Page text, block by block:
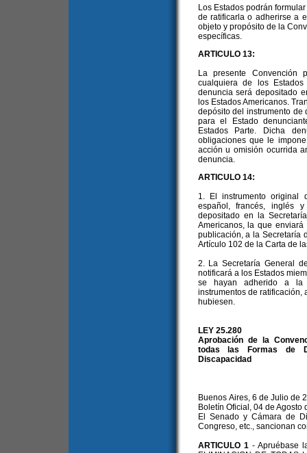
Los Estados podrán
de ratificarla o adherirse a
objeto y propósito de la
específicas.
ARTICULO 13:
La presente Convención
cualquiera de los
denuncia será depositado
los Estados Americanos.
depósito del instrumento de
para el Estado
Estados Parte. Dicha
obligaciones que le
acción u omisión ocurrida
denuncia.
ARTICULO 14:
1. El instrumento original
español, francés, inglés
depositado en la
Americanos, la que
publicación, a la Secretaría
Artículo 102 de la Carta de
2. La Secretaría General
notificará a los Estados
se hayan adherido a la
instrumentos de ratificación,
hubiesen.
LEY 25.280
Aprobación de la
todas las Formas de
Discapacidad
Buenos Aires, 6 de Julio de
Boletín Oficial, 04 de Agosto
El Senado y Cámara de
Congreso, etc., sancionan
ARTICULO 1- Apruébase